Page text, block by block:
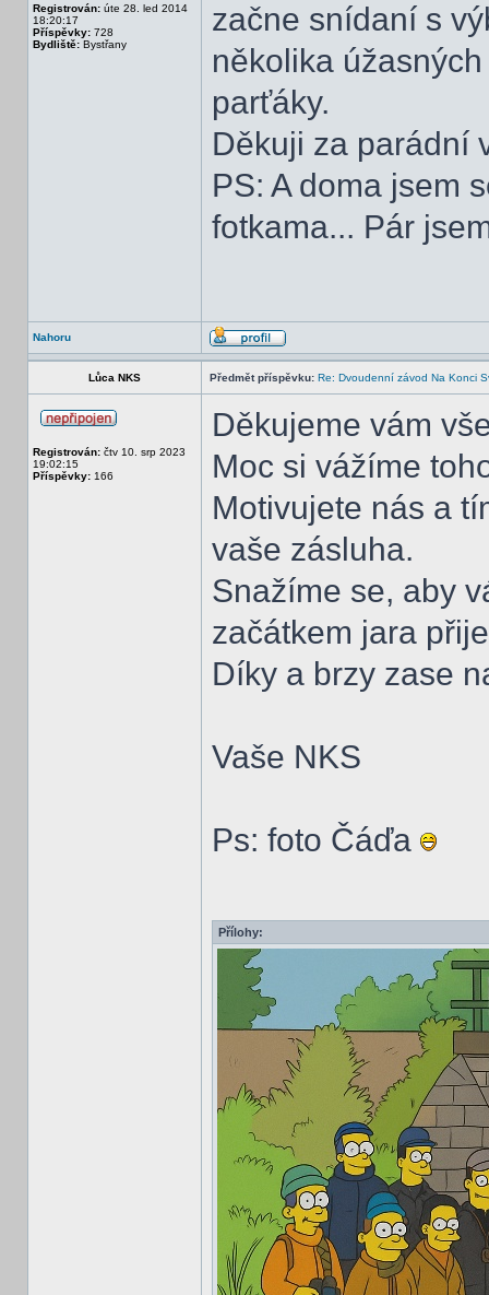
Registrován: úte 28. led 2014
18:20:17
Příspěvky: 728
Bydliště: Bystřany
začne snídaní s
několika
parťáky.
Děkuji za parádní
PS: A doma jsem
fotkama... Pár
Nahoru
Lůca NKS Předmět příspěvku: Re: Dvoudenní závod Na Konci
Registrován: čtv 10. srp 2023
19:02:15
Příspěvky: 166
Děkujeme vám
Moc si vážíme
Motivujete nás a
vaše zásluha.
Snažíme se, aby
začátkem jara
Díky a brzy zase
Vaše NKS
Ps: foto Čáďa
Přílohy: